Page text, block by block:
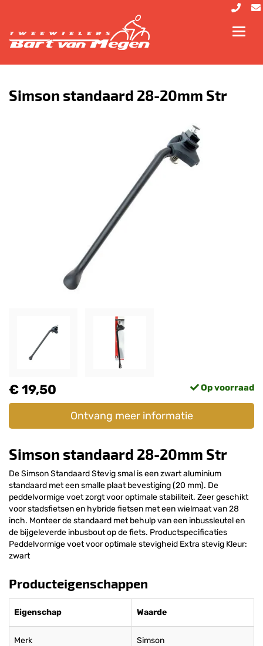
Simson standaard 28-20mm Str
€ 19,50 Op voorraad
Ontvang meer informatie
Simson standaard 28-20mm Str
De Simson Standaard Stevig smal is een zwart aluminium
standaard met een smalle plaat bevestiging (20 mm). De
peddelvormige voet zorgt voor optimale stabiliteit. Zeer geschikt
voor stadsfietsen en hybride fietsen met een wielmaat van 28
inch. Monteer de standaard met behulp van een inbussleutel en
de bijgeleverde inbusbout op de fiets. Productspecificaties
Peddelvormige voet voor optimale stevigheid Extra stevig Kleur:
zwart
Producteigenschappen
Eigenschap Waarde
Merk Simson